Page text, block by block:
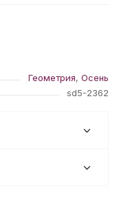
Геометрия, Осень
sd5-2362